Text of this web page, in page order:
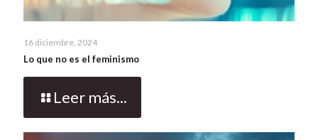
16 diciembre, 2024
Lo que no es el feminismo
Leer más...